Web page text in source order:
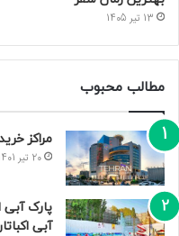
13 تیر 1405
مطالب محبوب
مراکز
20 تیر 1401
پارک آبی
آبی